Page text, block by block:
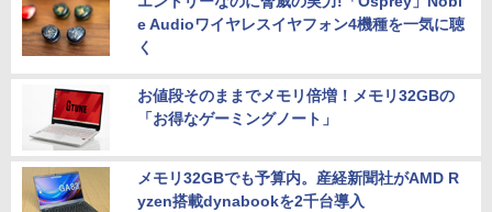
e Audioワイヤレスイヤフォン4機種を一気に聴
く
お値段そのままでメモリ倍増！メモリ32GBの
「お得なゲーミングノート」
メモリ32GBでも予算内。産経新聞社がAMD R
yzen搭載dynabookを2千台導入